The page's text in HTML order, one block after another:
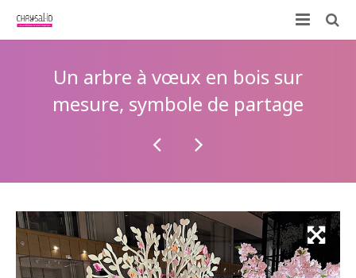
Un arbre à vœux en bois sur
mesure, symbole de partage